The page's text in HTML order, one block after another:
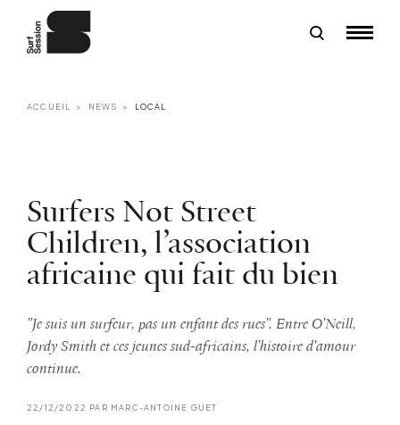
ACCUEIL NEWS LOCAL
Surfers Not Street
Children, l’association
africaine qui fait du bien
"Je suis un surfeur, pas un enfant des rues". Entre O'Neill,
Jordy Smith et ces jeunes sud-africains, l'histoire d'amour
continue.
22/12/2022 PAR MARC-ANTOINE GUET